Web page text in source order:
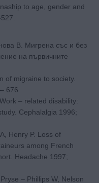
to age, gender and
В. Мигрена със и без
на първичните
of migraine to society.
676.
– related disability:
Cephalalgia 1996;
Henry P. Loss of
among French
Headache 1997;
– Phillips W, Nelson